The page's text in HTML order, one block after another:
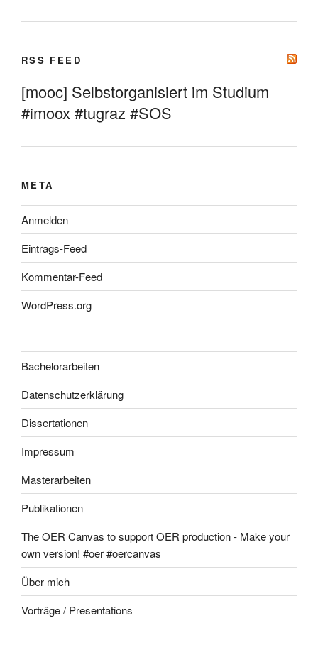
RSS FEED
[mooc] Selbstorganisiert im Studium
#imoox #tugraz #SOS
META
Anmelden
Eintrags-Feed
Kommentar-Feed
WordPress.org
Bachelorarbeiten
Datenschutzerklärung
Dissertationen
Impressum
Masterarbeiten
Publikationen
The OER Canvas to support OER production - Make your
own version! #oer #oercanvas
Über mich
Vorträge / Presentations